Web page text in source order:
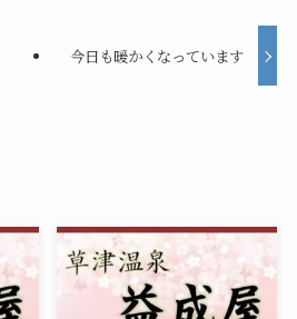
今日も暖かくなっています